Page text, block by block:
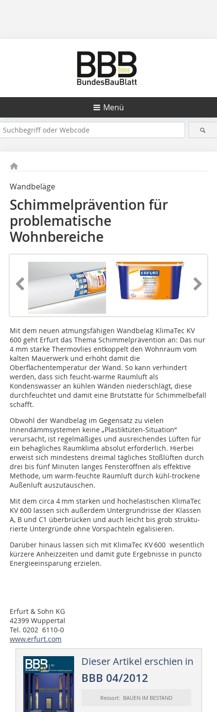
Menü
Wandbeläge
Schimmelprävention für
problematische
Wohnbereiche
Mit dem neuen atmungsfähigen Wandbelag KlimaTec KV
600 geht Erfurt das Thema Schimmelprävention an: Das nur
4 mm starke Thermovlies entkoppelt den Wohnraum vom
kalten Mauerwerk und erhöht damit die
Oberflächentemperatur der Wand. So kann verhindert
werden, dass sich feucht-warme Raumluft als
Kondenswasser an kühlen Wänden niederschlägt, diese
durchfeuchtet und damit eine Brutstätte für Schimmelbefall
schafft.
Obwohl der Wandbelag im Gegensatz zu vielen
Innendämmsystemen keine „Plastiktüten-Situation“
verursacht, ist regelmäßiges und ausreichendes Lüften für
ein behagliches Raumklima absolut erforderlich. Hierbei
erweist sich mindestens dreimal tägliches Stoß­lüften durch
drei bis fünf Minuten langes Fensteröffnen als effektive
Methode, um warm-feuchte Raumluft durch kühl-trockene
Außenluft auszutauschen.
Mit dem circa 4 mm starken und hochelastischen KlimaTec
KV 600 lassen sich außerdem Untergrundrisse der Klassen
A, B und C1 überbrücken und auch leicht bis grob struktu­
rierte Untergründe ohne Vorspachteln egalisieren.
Darüber hinaus lassen sich mit KlimaTec KV 600 wesentlich
kürzere Anheizzeiten und damit gute Ergebnisse in puncto
Energieeinsparung erzielen.
Erfurt & Sohn KG
42399 Wuppertal
Tel. 0202 6110-0
www.erfurt.com
Dieser Artikel erschien in
BBB 04/2012
Ressort: BAUEN IM BESTAND